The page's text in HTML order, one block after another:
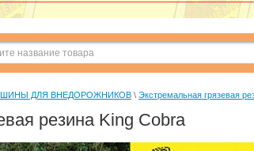
ШИНЫ ДЛЯ ВНЕДОРОЖНИКОВ \ Экстремальная грязевая
резина King Cobra